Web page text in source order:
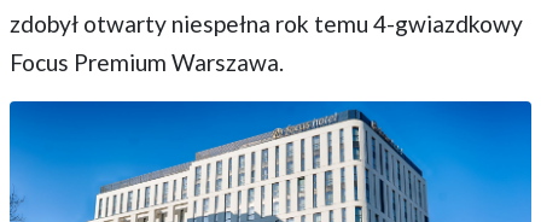
zdobył otwarty niespełna rok temu 4-gwiazdkowy
Focus Premium Warszawa.